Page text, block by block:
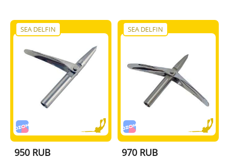
SEA DELFIN
950 RUB
SEA DELFIN
970 RUB